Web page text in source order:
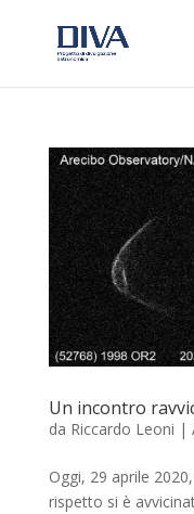
Un incontro
da Riccardo Leoni |
Oggi, 29 aprile
rispetto si è